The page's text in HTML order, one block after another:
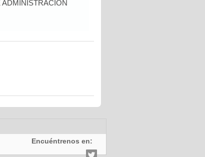
ADMINISTRACIÓN
Encuéntrenos en: